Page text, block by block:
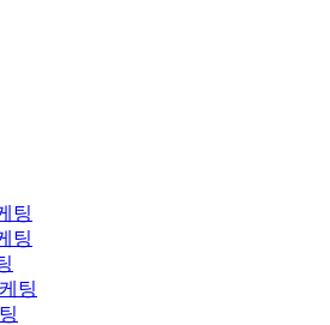
팅
팅
팅